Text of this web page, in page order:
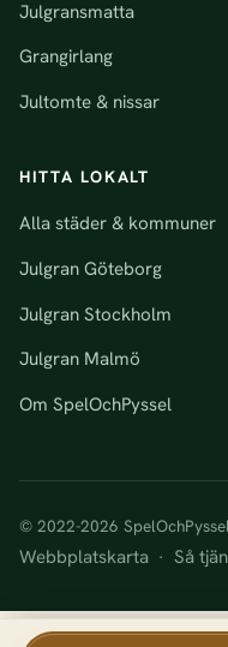
Julgransmatta
Grangirlang
Jultomte & nissar
HITTA LOKALT
Alla städer & kommuner
Julgran Göteborg
Julgran Stockholm
Julgran Malmö
Om SpelOchPyssel
© 2022-2026
Webbplatskarta · Så